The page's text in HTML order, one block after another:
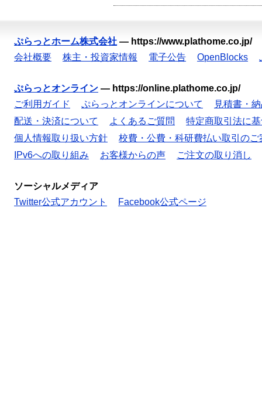
ぷらっとホーム株式会社 — https://www.plathome.co.jp/
会社概要
株主・投資家情報 電子公告 OpenBlocks
ぷらっとオンライン — https://online.plathome.co.jp/
ご利用ガイド
ぷらっとオンラインについて
見積書・
配送・決済について
よくあるご質問
特定商取引法に
個人情報取り扱い方針
校費・公費・科研費払い取引のご
IPv6への取り組み
お客様からの声 ご注文の取り消し
ソーシャルメディア
Twitter公式アカウント
Facebook公式ページ